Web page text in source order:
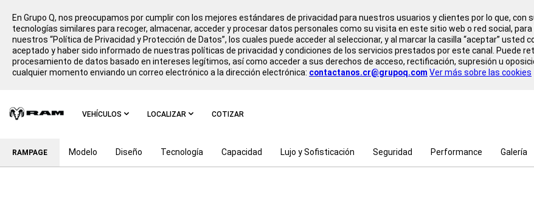
En Grupo Q, nos preocupamos por cumplir con los mejores estándares de privacidad para nuestros usuarios y clientes por lo que,
tecnologías similares para recoger, almacenar, acceder y procesar datos personales como su visita en este sitio web o red social,
nuestros “Política de Privacidad y Protección de Datos”, los cuales puede acceder al seleccionar, y al marcar la casilla “aceptar” usted
aceptado y haber sido informado de nuestras políticas de privacidad y condiciones de los servicios prestados por este canal. Puede
procesamiento de datos basado en intereses legítimos, así como acceder a sus derechos de acceso, rectificación, supresión u
cualquier momento enviando un correo electrónico a la dirección electrónica: contactanos.cr@grupoq.com Ver más sobre las cookies
Main
VEHÍCULOS LOCALIZAR COTIZAR
RAMPAGE Modelo Diseño Tecnología Capacidad Lujo y Sofisticación Seguridad Performance Galería